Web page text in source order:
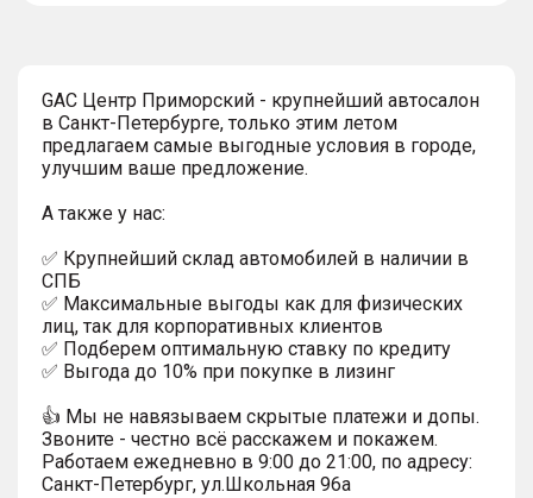
GAC Центр Приморский - крупнейший автосалон
в Санкт-Петербурге, только этим летом
предлагаем самые выгодные условия в городе,
улучшим ваше предложение.
А также у нас:
✅ Крупнейший склад автомобилей в наличии в
СПБ
✅ Максимальные выгоды как для физических
лиц, так для корпоративных клиентов
✅ Подберем оптимальную ставку по кредиту
✅ Выгода до 10% при покупке в лизинг
👍 Мы не навязываем скрытые платежи и допы.
Звоните - честно всё расскажем и покажем.
Работаем ежедневно в 9:00 до 21:00, по адресу:
Санкт-Петербург, ул.Школьная 96а